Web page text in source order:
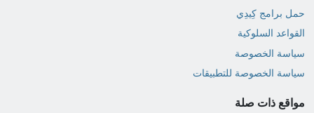
حمل برامج كِيدِي
القواعد السلوكية
سياسة الخصوصة
سياسة الخصوصة للتطبيقات
مواقع ذات صلة